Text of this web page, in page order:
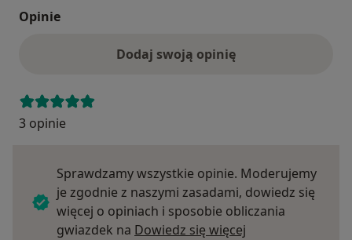
Opinie
Dodaj swoją opinię
3 opinie
Sprawdzamy wszystkie opinie. Moderujemy
je zgodnie z naszymi zasadami, dowiedz się
więcej o opiniach i sposobie obliczania
gwiazdek na Dowiedz się więcej